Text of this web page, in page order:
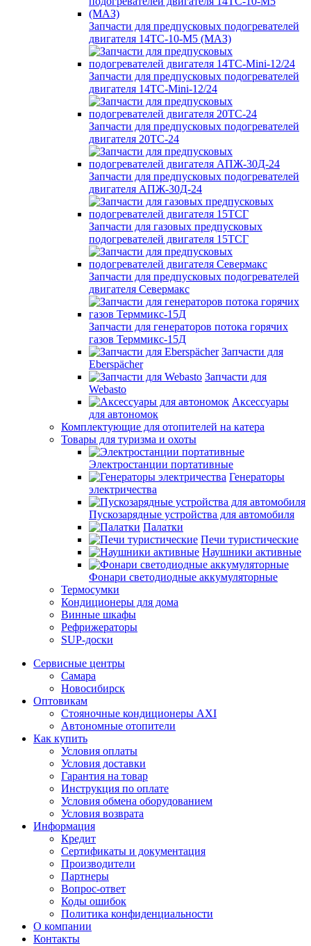
Запчасти для предпусковых подогревателей
двигателя 14ТС-10-М5 (МАЗ)
Запчасти для предпусковых подогревателей
двигателя 14ТС-Mini-12/24
Запчасти для предпусковых подогревателей
двигателя 20ТС-24
Запчасти для предпусковых подогревателей
двигателя АПЖ-30Д-24
Запчасти для газовых предпусковых
подогревателей двигателя 15ТСГ
Запчасти для предпусковых подогревателей
двигателя Севермакс
Запчасти для генераторов потока горячих
газов Терммикс-15Д
Запчасти для
Eberspächer
Запчасти для
Webasto
Аксессуары
для автономок
Комплектующие для отопителей на катера
Товары для туризма и охоты
Электростанции портативные
Генераторы
электричества
Пускозарядные устройства для автомобиля
Палатки
Печи туристические
Наушники активные
Фонари светодиодные аккумуляторные
Термосумки
Кондиционеры для дома
Винные шкафы
Рефрижераторы
SUP-доски
Сервисные центры
Самара
Новосибирск
Оптовикам
Стояночные кондиционеры AXI
Автономные отопители
Как купить
Условия оплаты
Условия доставки
Гарантия на товар
Инструкция по оплате
Условия обмена оборудованием
Условия возврата
Информация
Кредит
Сертификаты и документация
Производители
Партнеры
Вопрос-ответ
Коды ошибок
Политика конфиденциальности
О компании
Контакты